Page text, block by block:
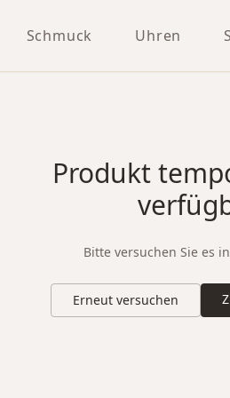
Schmuck Uhren
Produkt
Bitte versuchen Sie es
Erneut versuchen